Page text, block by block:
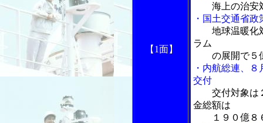
【1面】
海上の治安
・国土交通省
地球温暖化
ラム
の展開で５億
・内航総連、
交付
交付対象は
金総額は
１９０億８